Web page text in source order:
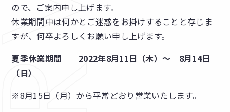
ので、ご案内申し上げます。
休業期間中は何かとご迷惑をお掛けすることと存じま
すが、何卒よろしくお願い申し上げます。
夏季休業期間 2022年8月11日（木）～ 8月14日
（日）
※8月15日（月）から平常どおり営業いたします。